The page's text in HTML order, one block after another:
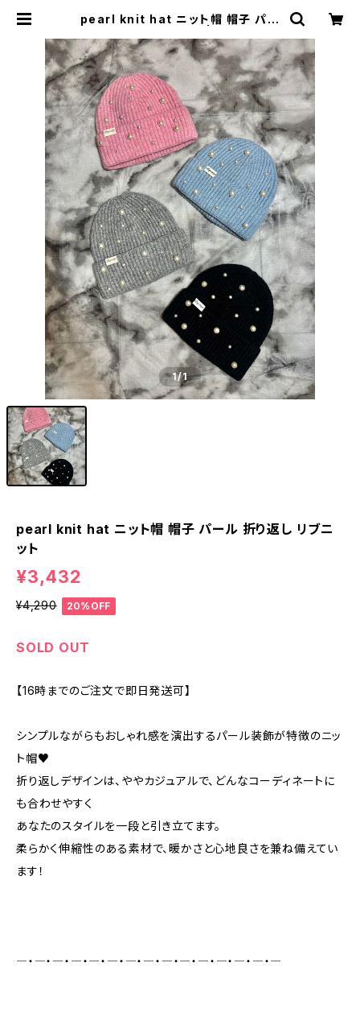
pearl knit hat ニット帽 帽子 パー
USE
1/1
pearl knit hat ニット帽 帽子 パール 折り返し リブニ
ット
¥3,432
¥4,290 20%OFF
SOLD OUT
【16時までのご注文で即日発送可】
シンプルながらもおしゃれ感を演出するパール装飾が特徴のニッ
ト帽♥
折り返しデザインは、ややカジュアルで、どんなコーディネートに
も合わせやすく
あなたのスタイルを一段と引き立てます。
柔らかく伸縮性のある素材で、暖かさと心地良さを兼ね備えてい
ます！
―・―・―・―・―・―・―・―・―・―・―・―・―・―・―